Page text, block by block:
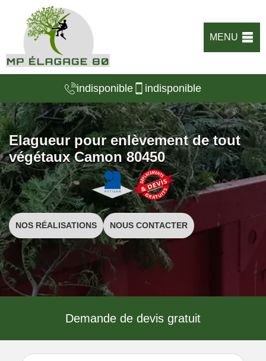
MENU
indisponible indisponible
Elagueur pour enlèvement de tout
végétaux Camon 80450
NOS RÉALISATIONS NOUS CONTACTER
Demande de devis gratuit